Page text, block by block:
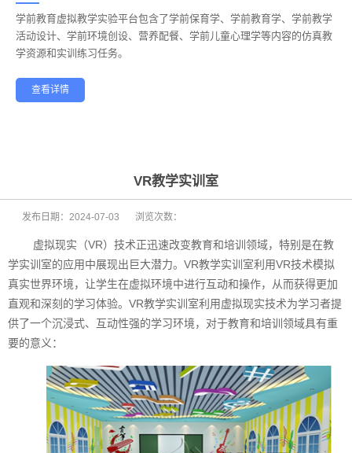
——
学前教育虚拟教学实验平台包含了学前保育学、学前教育学、学前教学
活动设计、学前环境创设、营养配餐、学前儿童心理学等内容的仿真教
学资源和实训练习任务。
查看详情
VR教学实训室
发布日期： 2024-07-03 浏览次数：
虚拟现实（VR）技术正迅速改变教育和培训领域，特别是在教
学实训室的应用中展现出巨大潜力。VR教学实训室利用VR技术模拟
真实世界环境，让学生在虚拟环境中进行互动和操作，从而获得更加
直观和深刻的学习体验。VR教学实训室利用虚拟现实技术为学习者提
供了一个沉浸式、互动性强的学习环境，对于教育和培训领域具有重
要的意义：